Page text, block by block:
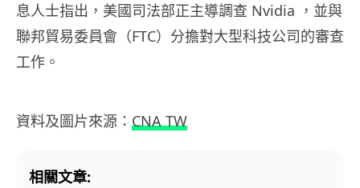
息人士指出，美國司法部正主導調查 Nvidia ，並與
聯邦貿易委員會（FTC）分擔對大型科技公司的審查
工作。
資料及圖片來源： CNA TW
相關文章: